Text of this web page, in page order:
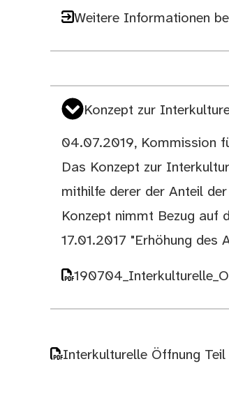
Weitere Informationen
Konzept zur
04.07.2019, Kommission
Das Konzept zur
mithilfe derer der Anteil
Konzept nimmt Bezug auf
17.01.2017 "Erhöhung
Interkulturelle Öffnung